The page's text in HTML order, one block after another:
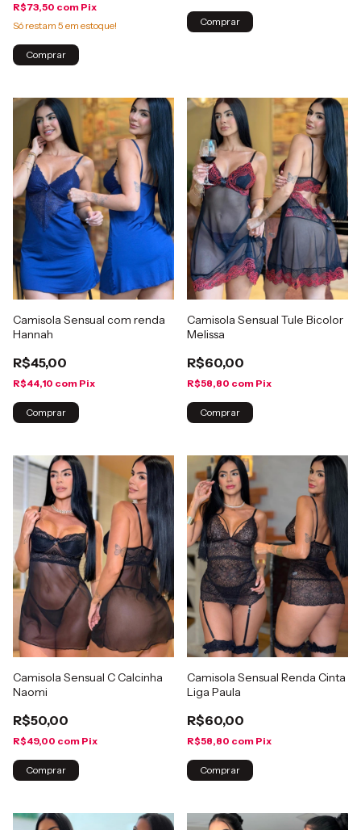
R$73,50 com Pix
Só restam 5 em estoque!
Comprar
Comprar
Camisola Sensual com renda
Hannah
R$45,00
R$44,10 com Pix
Comprar
Camisola Sensual Tule Bicolor
Melissa
R$60,00
R$58,80 com Pix
Comprar
Camisola Sensual C Calcinha
Naomi
R$50,00
R$49,00 com Pix
Comprar
Camisola Sensual Renda Cinta
Liga Paula
R$60,00
R$58,80 com Pix
Comprar